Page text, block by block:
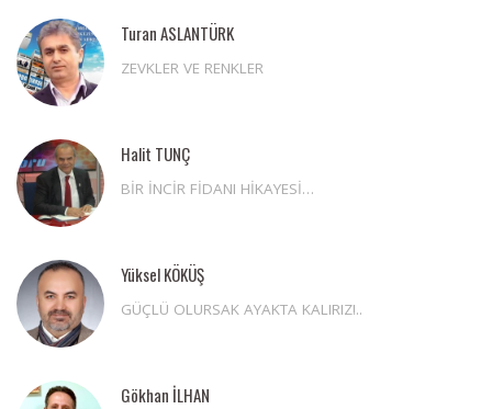
Turan ASLANTÜRK
ZEVKLER VE RENKLER
Halit TUNÇ
BİR İNCİR FİDANI HİKAYESİ…
Yüksel KÖKÜŞ
GÜÇLÜ OLURSAK AYAKTA KALIRIZ!..
Gökhan İLHAN